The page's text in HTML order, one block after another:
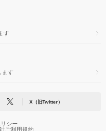
す
ます
X（旧Twitter）
シー